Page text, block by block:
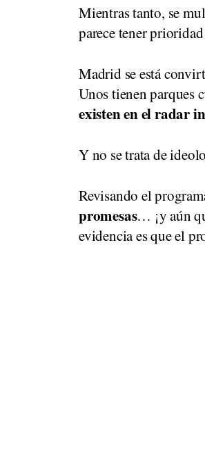
Mientras tanto, se
parece tener
Madrid se está
Unos tienen parques
existen en el radar
Y no se trata de
Revisando el
promesas… ¡y aún
evidencia es que el